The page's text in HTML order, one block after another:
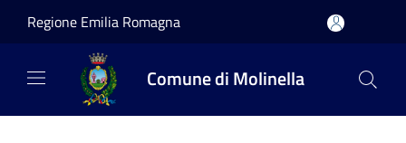
Regione Emilia Romagna
Comune di Molinella